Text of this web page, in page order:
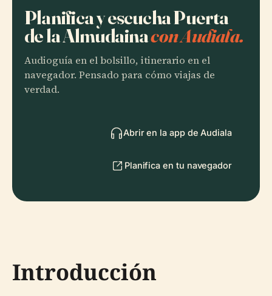
Planifica y escucha Puerta
de la Almudainacon Audiala.
Audioguía en el bolsillo, itinerario en el
navegador. Pensado para cómo viajas de
verdad.
Abrir en la app de Audiala
Planifica en tu navegador
Introducción